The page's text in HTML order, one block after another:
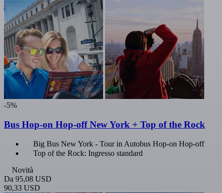
-5%
Bus Hop-on Hop-off New York + Top of the Rock
Big Bus New York - Tour in Autobus Hop-on Hop-off
Top of the Rock: Ingresso standard
Novità
Da 95,08 USD
90,33 USD